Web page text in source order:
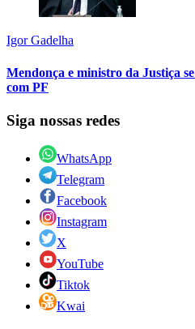
Igor Gadelha
Mendonça e ministro da Justiça
com PF
Siga nossas redes
WhatsApp
Telegram
Facebook
Instagram
X
YouTube
Tiktok
Kwai